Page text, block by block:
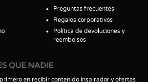
Preguntas frecuentes
Regalos corporativos
Política de devoluciones y
reembolsos
QUE NADIE
en recibir contenido inspirador y ofertas